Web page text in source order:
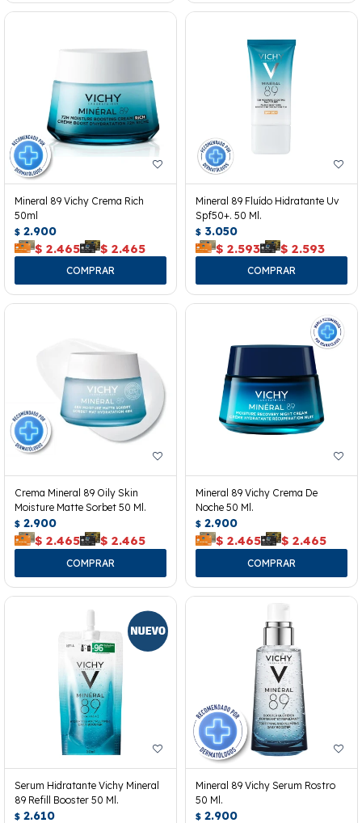
Mineral 89 Vichy Crema Rich
50ml
$ 2.900
$ 2.465 $ 2.465
Mineral 89 Fluído Hidratante Uv
Spf50+. 50 Ml.
$ 3.050
$ 2.593 $ 2.593
Crema Mineral 89 Oily Skin
Moisture Matte Sorbet 50 Ml.
$ 2.900
$ 2.465 $ 2.465
Mineral 89 Vichy Crema De
Noche 50 Ml.
$ 2.900
$ 2.465 $ 2.465
Serum Hidratante Vichy Mineral
89 Refill Booster 50 Ml.
$ 2.610
Mineral 89 Vichy Serum Rostro
50 Ml.
$ 2.900